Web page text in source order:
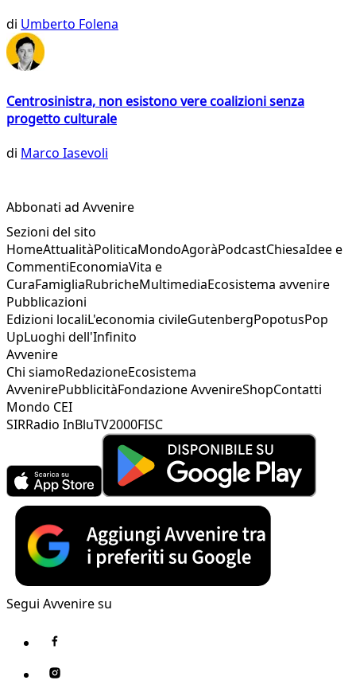
di Umberto Folena
Centrosinistra, non esistono vere coalizioni senza
progetto culturale
di Marco Iasevoli
Abbonati ad Avvenire
Sezioni del sito
HomeAttualitàPoliticaMondoAgoràPodcastChiesaIdee e
CommentiEconomiaVita e
CuraFamigliaRubricheMultimediaEcosistema avvenire
Pubblicazioni
Edizioni localiL'economia civileGutenbergPopotusPop
UpLuoghi dell'Infinito
Avvenire
Chi siamoRedazioneEcosistema
AvvenirePubblicitàFondazione AvvenireShopContatti
Mondo CEI
SIRRadio InBluTV2000FISC
Segui Avvenire su